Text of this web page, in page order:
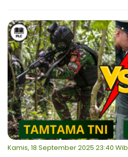
Kamis, 18 September 2025 23:40 Wib